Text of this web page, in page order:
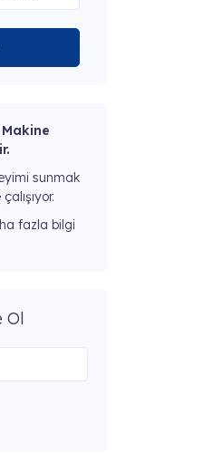
sunmak
fazla bilgi
Ol